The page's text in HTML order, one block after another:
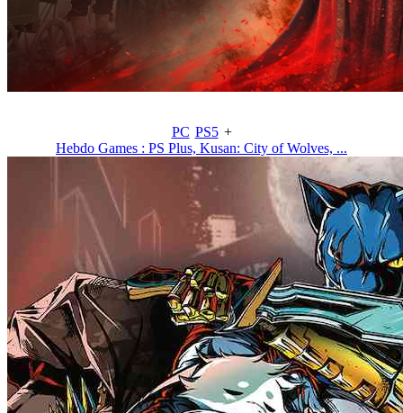
PC PS5 +
Hebdo Games : PS Plus, Kusan: City of Wolves, ...